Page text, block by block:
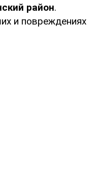
район.
и повреждениях